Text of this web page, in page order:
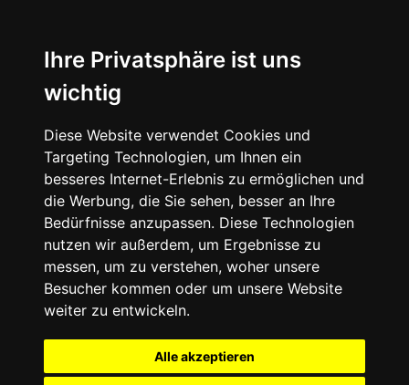
Ihre Privatsphäre ist uns
wichtig
Diese Website verwendet Cookies und
Targeting Technologien, um Ihnen ein
besseres Internet-Erlebnis zu ermöglichen und
die Werbung, die Sie sehen, besser an Ihre
Bedürfnisse anzupassen. Diese Technologien
nutzen wir außerdem, um Ergebnisse zu
messen, um zu verstehen, woher unsere
Besucher kommen oder um unsere Website
weiter zu entwickeln.
Alle akzeptieren